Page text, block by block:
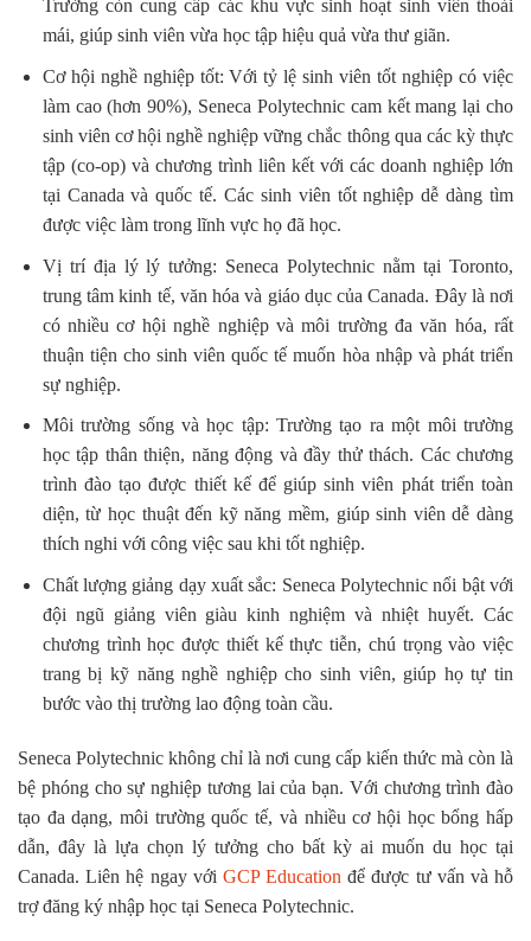
Trường còn cung cấp các khu vực sinh hoạt sinh viên thoải
mái, giúp sinh viên vừa học tập hiệu quả vừa thư giãn.
Cơ hội nghề nghiệp tốt: Với tỷ lệ sinh viên tốt nghiệp có việc
làm cao (hơn 90%), Seneca Polytechnic cam kết mang lại cho
sinh viên cơ hội nghề nghiệp vững chắc thông qua các kỳ thực
tập (co-op) và chương trình liên kết với các doanh nghiệp lớn
tại Canada và quốc tế. Các sinh viên tốt nghiệp dễ dàng tìm
được việc làm trong lĩnh vực họ đã học.
Vị trí địa lý lý tưởng: Seneca Polytechnic nằm tại Toronto,
trung tâm kinh tế, văn hóa và giáo dục của Canada. Đây là nơi
có nhiều cơ hội nghề nghiệp và môi trường đa văn hóa, rất
thuận tiện cho sinh viên quốc tế muốn hòa nhập và phát triển
sự nghiệp.
Môi trường sống và học tập: Trường tạo ra một môi trường
học tập thân thiện, năng động và đầy thử thách. Các chương
trình đào tạo được thiết kế để giúp sinh viên phát triển toàn
diện, từ học thuật đến kỹ năng mềm, giúp sinh viên dễ dàng
thích nghi với công việc sau khi tốt nghiệp.
Chất lượng giảng dạy xuất sắc: Seneca Polytechnic nổi bật với
đội ngũ giảng viên giàu kinh nghiệm và nhiệt huyết. Các
chương trình học được thiết kế thực tiễn, chú trọng vào việc
trang bị kỹ năng nghề nghiệp cho sinh viên, giúp họ tự tin
bước vào thị trường lao động toàn cầu.
Seneca Polytechnic không chỉ là nơi cung cấp kiến thức mà còn là
bệ phóng cho sự nghiệp tương lai của bạn. Với chương trình đào
tạo đa dạng, môi trường quốc tế, và nhiều cơ hội học bổng hấp
dẫn, đây là lựa chọn lý tưởng cho bất kỳ ai muốn du học tại
Canada. Liên hệ ngay với GCP Education để được tư vấn và hỗ
trợ đăng ký nhập học tại Seneca Polytechnic.